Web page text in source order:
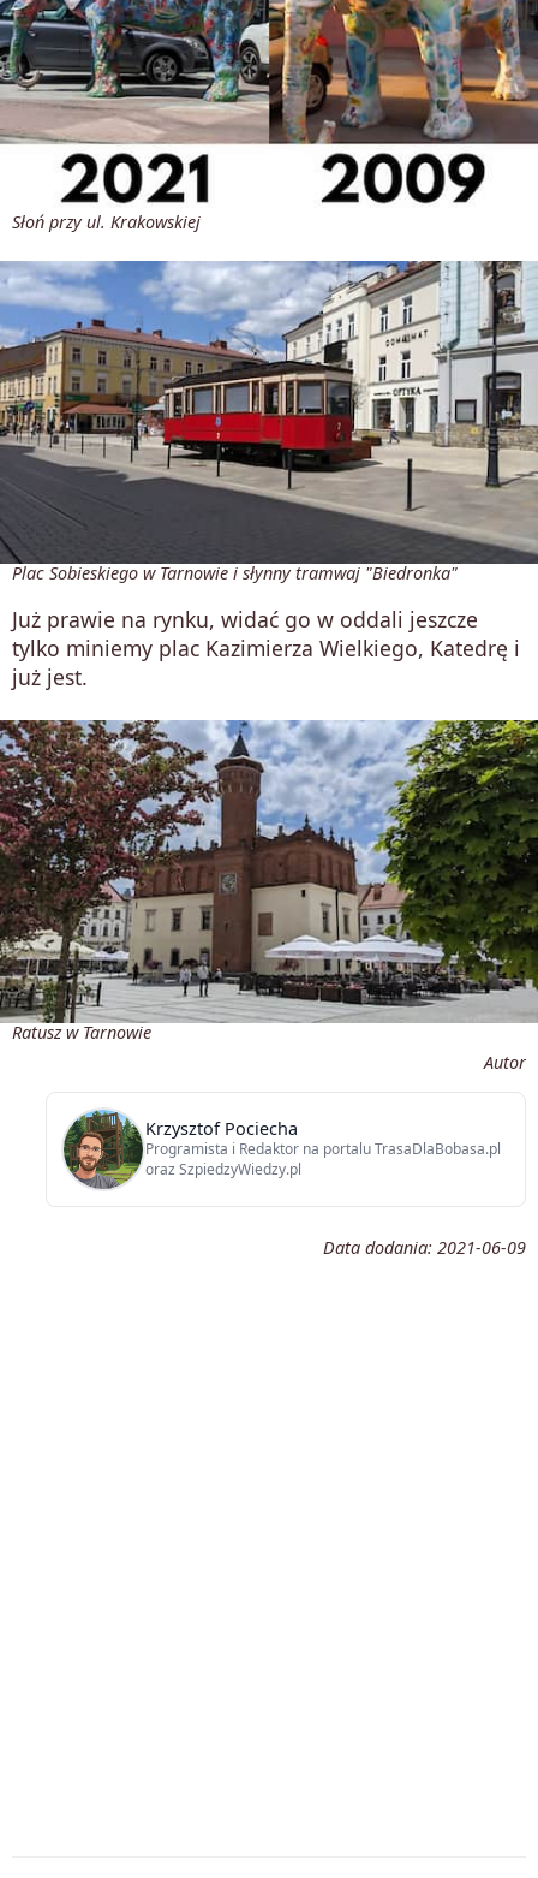
Słoń przy ul. Krakowskiej
Plac Sobieskiego w Tarnowie i słynny tramwaj "Biedronka"
Już prawie na rynku, widać go w oddali jeszcze
tylko miniemy plac Kazimierza Wielkiego, Katedrę i
już jest.
Ratusz w Tarnowie
Autor
Krzysztof Pociecha
Programista i Redaktor na portalu TrasaDlaBobasa.pl
oraz SzpiedzyWiedzy.pl
Data dodania: 2021-06-09